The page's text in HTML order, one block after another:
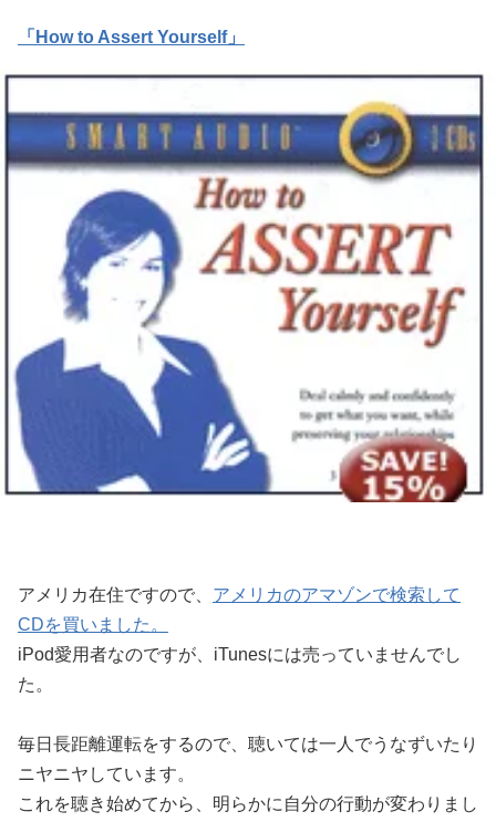
「How to Assert Yourself」
アメリカ在住ですので、 アメリカのアマゾンで検索して
CDを買いました。
iPod愛用者なのですが、iTunesには売っていませんでし
た。
毎日長距離運転をするので、聴いては一人でうなずいたり
ニヤニヤしています。
これを聴き始めてから、明らかに自分の行動が変わりまし